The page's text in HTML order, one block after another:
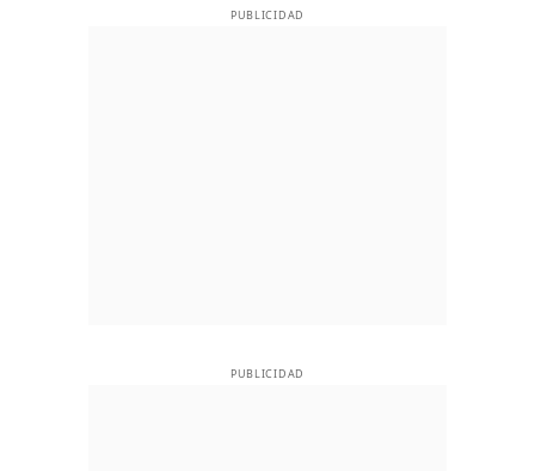
PUBLICIDAD
PUBLICIDAD